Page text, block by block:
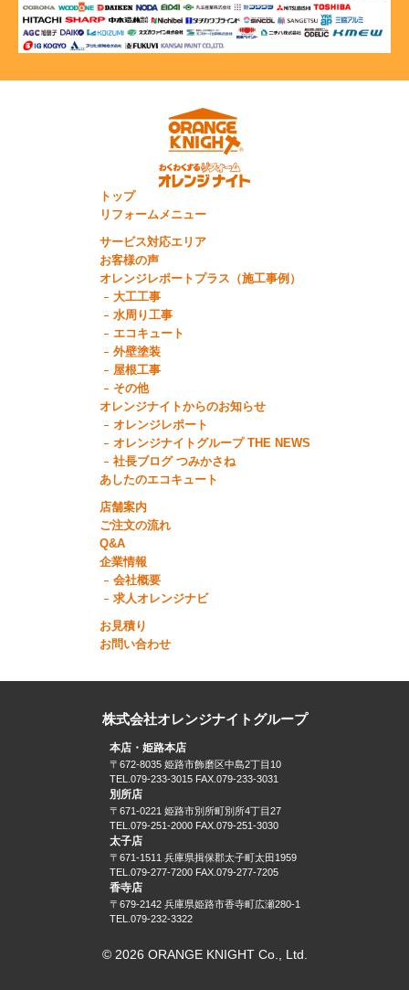
トップ
リフォームメニュー
サービス対応エリア
お客様の声
オレンジレポートプラス（施工事例）
大工工事
水周り工事
エコキュート
外壁塗装
屋根工事
その他
オレンジナイトからのお知らせ
オレンジレポート
オレンジナイトグループ THE NEWS
社長ブログ つみかさね
あしたのエコキュート
店舗案内
ご注文の流れ
Q&A
企業情報
会社概要
求人オレンジナビ
お見積り
お問い合わせ
株式会社オレンジナイトグループ
本店・姫路本店
〒672-8035 姫路市飾磨区中島2丁目10
TEL.079-233-3015 FAX.079-233-3031
別所店
〒671-0221 姫路市別所町別所4丁目27
TEL.079-251-2000 FAX.079-251-3030
太子店
〒671-1511 兵庫県揖保郡太子町太田1959
TEL.079-277-7200 FAX.079-277-7205
香寺店
〒679-2142 兵庫県姫路市香寺町広瀬280-1
TEL.079-232-3322
© 2026 ORANGE KNIGHT Co., Ltd.